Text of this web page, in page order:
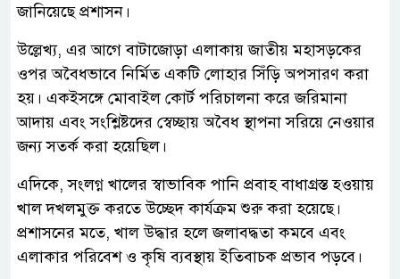
জানিয়েছে প্রশাসন।
উল্লেখ্য, এর আগে বাটাজোড়া এলাকায় জাতীয় মহাসড়কের
ওপর অবৈধভাবে নির্মিত একটি লোহার সিঁড়ি অপসারণ করা
হয়। একইসঙ্গে মোবাইল কোর্ট পরিচালনা করে জরিমানা
আদায় এবং সংশ্লিষ্টদের স্বেচ্ছায় অবৈধ স্থাপনা সরিয়ে নেওয়ার
জন্য সতর্ক করা হয়েছিল।
এদিকে, সংলগ্ন খালের স্বাভাবিক পানি প্রবাহ বাধাগ্রস্ত হওয়ায়
খাল দখলমুক্ত করতে উচ্ছেদ কার্যক্রম শুরু করা হয়েছে।
প্রশাসনের মতে, খাল উদ্ধার হলে জলাবদ্ধতা কমবে এবং
এলাকার পরিবেশ ও কৃষি ব্যবস্থায় ইতিবাচক প্রভাব পড়বে।